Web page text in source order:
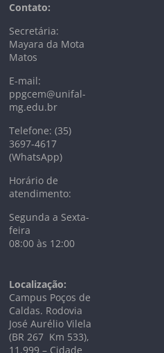
Contato:
Secretária:
Mayara da Mota
Matos
E-mail:
ppgcem@unifal-
mg.edu.br
Telefone: (35)
3697-4617
(WhatsApp)
Horário de
atendimento:
Segunda a Sexta-
feira
08:00 às 12:00
Localização:
Campus Poços de
Caldas. Rodovia
José Aurélio Vilela
(BR 267 Km 533),
11.999 – Cidade